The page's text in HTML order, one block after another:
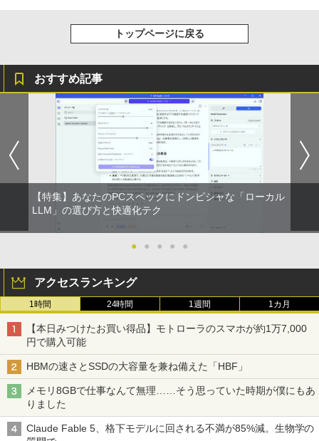
ーク テンキー Wi-Fi Bluetooth HDMI 軽
量 持ち運び 安い
￥29,999
￥54,999
エース)
ONE PIECE モノクロ版 115 (ジャンプコミッ
クスDIGITAL)
￥594
HUNTER×HUNTER モノクロ版 39 (ジャンプ
コミックスDIGITAL)
￥572
スーパーの裏でヤニ吸うふたり 9巻 (デジタル
版ビッグガンガンコミックス)
￥810
トップページに戻る
おすすめ記事
【特集】あなたのPCスペックにドンピシャな「ローカル
LLM」の選び方と快適化テク
● ● ● ● ●
アクセスランキング
1時間 24時間 1週間 1カ月
【本日みつけたお買い得品】モトローラのスマホが約1万7,000
円で購入可能
HBMの速さとSSDの大容量を兼ね備えた「HBF」
メモリ8GBで仕事なんて無理……そう思っていた時期が僕にもあ
りました
Claude Fable 5、格下モデルに回される不満が85%減。生物学の